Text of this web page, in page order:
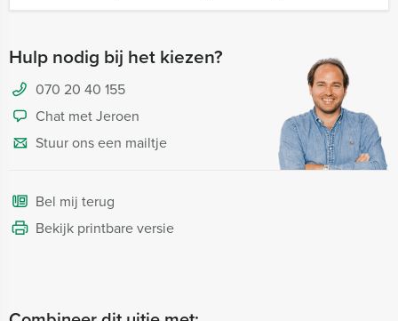
Hulp nodig bij het kiezen?
070 20 40 155
Chat met Jeroen
Stuur ons een mailtje
Bel mij terug
Bekijk printbare versie